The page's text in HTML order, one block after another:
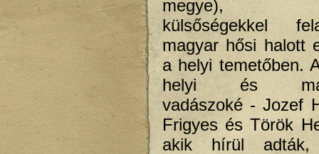
megye),
külsőségekkel
magyar hősi halott
a helyi temetőben.
helyi és
vadászoké - Jozef
Frigyes és Török
akik hírül